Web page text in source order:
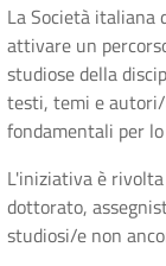
La Società italiana
attivare un
studiose della
testi, temi e autori/
fondamentali per
L'iniziativa è
dottorato,
studiosi/e non